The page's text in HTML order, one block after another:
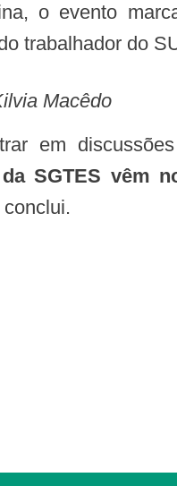
o evento
trabalhador do
Macêdo
SGTES vêm
conclui.